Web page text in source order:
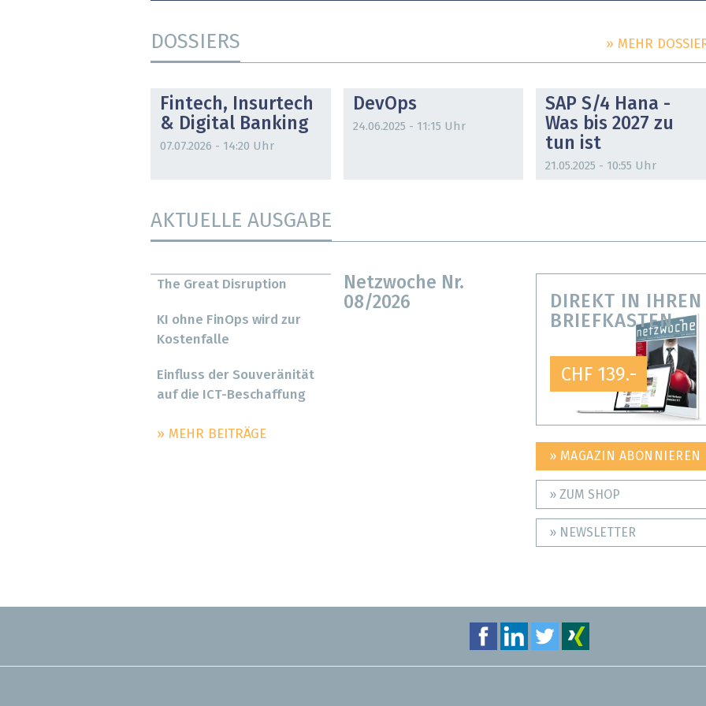
DOSSIERS » MEHR
Fintech, Insurtech
& Digital Banking
07.07.2026 - 14:20 Uhr
DevOps
24.06.2025 - 11:15 Uhr
SAP S/4 Hana -
Was bis 2027 zu
tun ist
21.05.2025 - 10:55 Uhr
AKTUELLE AUSGABE
Netzwoche Nr.
08/2026
The Great Disruption
KI ohne FinOps wird zur
Kostenfalle
Einfluss der Souveränität
auf die ICT-Beschaffung
» MEHR BEITRÄGE
DIREKT IN IHREN
BRIEFKASTEN
CHF 139.-
» MAGAZIN ABONNIEREN
» ZUM SHOP
» NEWSLETTER